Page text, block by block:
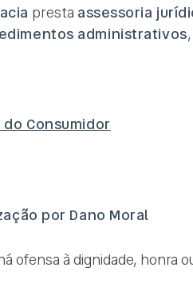
presta assessoria
administrativos
Consumidor
por Dano Moral
ofensa à dignidade, honra